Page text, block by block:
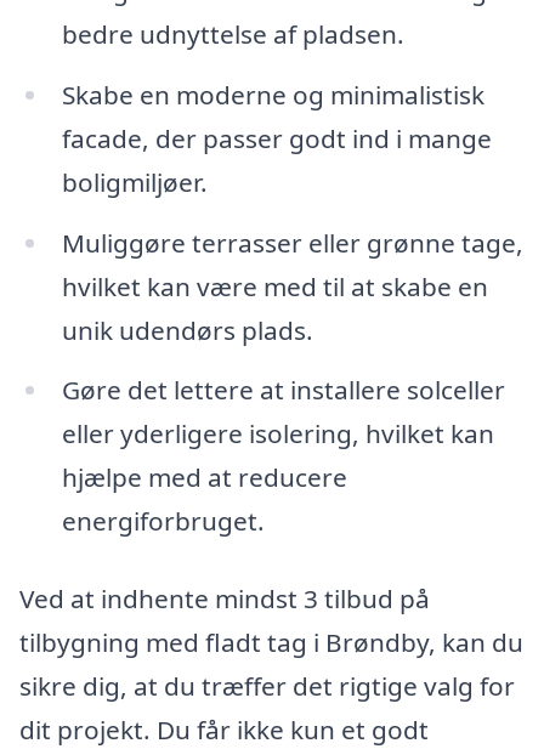
bedre udnyttelse af pladsen.
Skabe en moderne og minimalistisk
facade, der passer godt ind i mange
boligmiljøer.
Muliggøre terrasser eller grønne tage,
hvilket kan være med til at skabe en
unik udendørs plads.
Gøre det lettere at installere solceller
eller yderligere isolering, hvilket kan
hjælpe med at reducere
energiforbruget.
Ved at indhente mindst 3 tilbud på
tilbygning med fladt tag i Brøndby, kan du
sikre dig, at du træffer det rigtige valg for
dit projekt. Du får ikke kun et godt